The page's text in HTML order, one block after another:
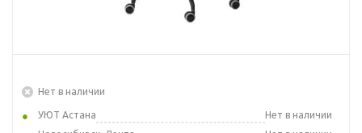
Нет в наличии
УЮТ Астана
Нет в наличии